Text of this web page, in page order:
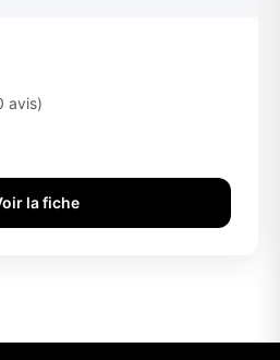
avis)
la fiche